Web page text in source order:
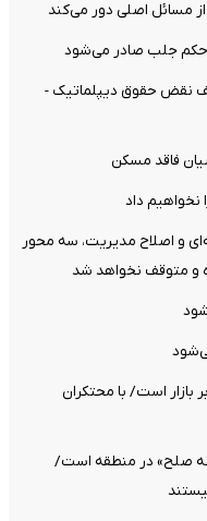
مسائل اصلی دور می‌کند
جلب صادر می‌شود
نقض حقوق دیپلماتیک -
فاقد مسکن
نخواهیم داد
و اصلاح مدیریت، سه محور
و متوقف نخواهد شد
بازار است/ با محتکران
نه صلح» در منطقه است/